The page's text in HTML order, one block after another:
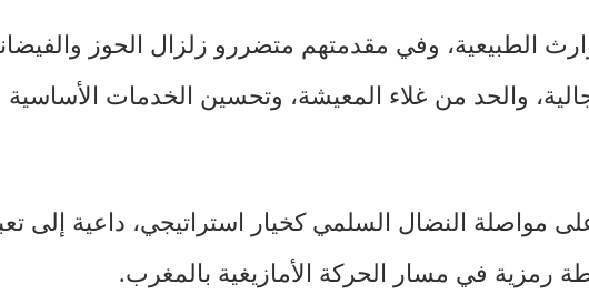
الطبيعية، وفي مقدمتهم متضررو زلزال الحوز
والحد من غلاء المعيشة، وتحسين الخدمات
على مواصلة النضال السلمي كخيار استراتيجي، داعية إلى